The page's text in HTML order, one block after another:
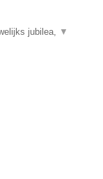
jubilea, ▼